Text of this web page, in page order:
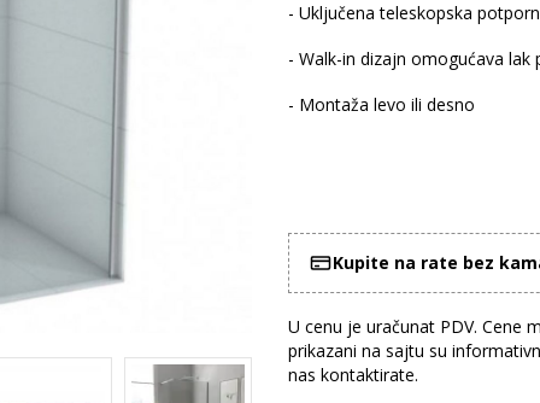
- Uključena teleskopska
- Walk-in dizajn omogućava lak
- Montaža levo ili desno
Kupite na rate bez
U cenu je uračunat PDV. Cene
prikazani na sajtu su
nas kontaktirate.